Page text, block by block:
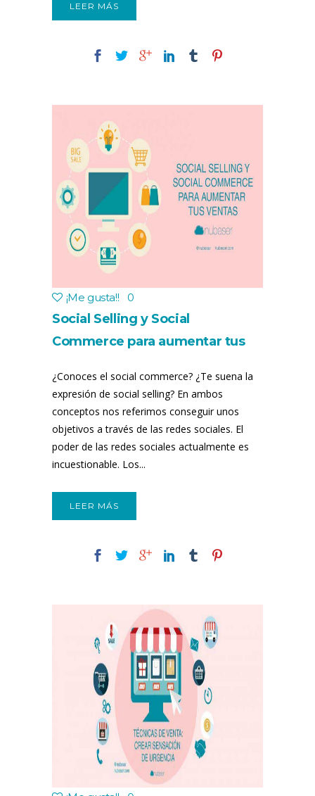
LEER MÁS
¡Me gusta!! 0
Social Selling y Social
Commerce para aumentar tus
¿Conoces el social commerce? ¿Te suena la
expresión de social selling? En ambos
conceptos nos referimos conseguir unos
objetivos a través de las redes sociales. El
poder de las redes sociales actualmente es
incuestionable. Los...
LEER MÁS